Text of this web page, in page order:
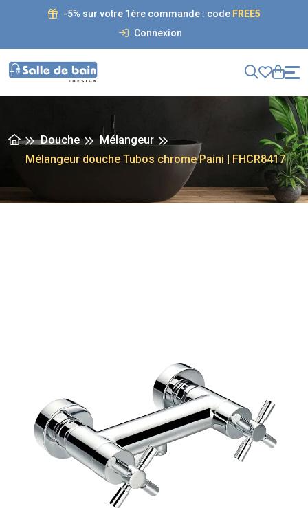
-5% sur votre 1ère commande : code FREE5
Connexion
Douche
Mélangeur
Mélangeur douche Tubos chrome Paini | FHCR8417